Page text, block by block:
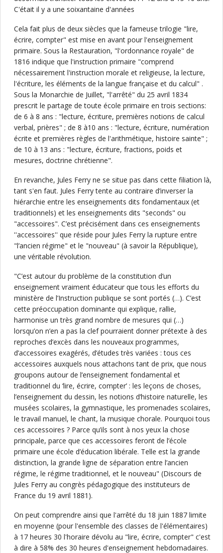
C'était il y a une soixantaine d'années
Cela fait plus de deux siècles que la fameuse trilogie "lire,
écrire, compter" est mise en avant pour l'enseignement
primaire. Sous la Restauration, "l'ordonnance royale" de
1816 indique que l'instruction primaire "comprend
nécessairement l'instruction morale et religieuse, la lecture,
l'écriture, les éléments de la langue française et du calcul" .
Sous la Monarchie de Juillet, "l'arrêté" du 25 avril 1834
prescrit le partage de toute école primaire en trois sections:
de 6 à 8 ans : "lecture, écriture, premières notions de calcul
verbal, prières" ; de 8 à10 ans : "lecture, écriture, numération
écrite et premières règles de l'arithmétique, histoire sainte" ;
de 10 à 13 ans : "lecture, écriture, fractions, poids et
mesures, doctrine chrétienne".
En revanche, Jules Ferry ne se situe pas dans cette filiation là,
tant s'en faut. Jules Ferry tente au contraire d’inverser la
hiérarchie entre les enseignements dits fondamentaux (et
traditionnels) et les enseignements dits "seconds" ou
"accessoires". C’est précisément dans ces enseignements
''accessoires'' que réside pour Jules Ferry la rupture entre
"l’ancien régime" et le "nouveau" (à savoir la République),
une véritable révolution.
"C’est autour du problème de la constitution d’un
enseignement vraiment éducateur que tous les efforts du
ministère de l’Instruction publique se sont portés (…). C’est
cette préoccupation dominante qui explique, rallie,
harmonise un très grand nombre de mesures qui (…)
lorsqu’on n’en a pas la clef pourraient donner prétexte à des
reproches d’excès dans les nouveaux programmes,
d’accessoires exagérés, d’études très variées : tous ces
accessoires auxquels nous attachons tant de prix, que nous
groupons autour de l’enseignement fondamental et
traditionnel du ‘lire, écrire, compter’ : les leçons de choses,
l’enseignement du dessin, les notions d’histoire naturelle, les
musées scolaires, la gymnastique, les promenades scolaires,
le travail manuel, le chant, la musique chorale. Pourquoi tous
ces accessoires ? Parce qu’ils sont à nos yeux la chose
principale, parce que ces accessoires feront de l’école
primaire une école d’éducation libérale. Telle est la grande
distinction, la grande ligne de séparation entre l’ancien
régime, le régime traditionnel, et le nouveau" (Discours de
Jules Ferry au congrès pédagogique des instituteurs de
France du 19 avril 1881).
On peut comprendre ainsi que l'arrêté du 18 juin 1887 limite
en moyenne (pour l'ensemble des classes de l'élémentaires)
à 17 heures 30 l'horaire dévolu au "lire, écrire, compter" c'est
à dire à 58% des 30 heures d'enseignement hebdomadaires.